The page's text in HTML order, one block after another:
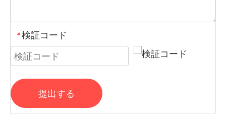
* 検証コード
提出する